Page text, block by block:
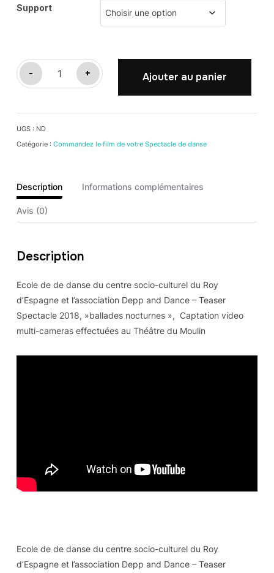
Support
-
quantité
de
SOCIO-
CULTUREL
DU
+ Ajouter au panier
UGS : ND
Catégorie : Commandez le film de votre Spectacle de danse
Description Informations complémentaires
Avis (0)
Description
Ecole de de danse du centre socio-culturel du Roy
d’Espagne et l’association Depp and Dance – Teaser
Spectacle 2018, »ballades nocturnes », Captation video
multi-cameras effectuées au Théâtre du Moulin
Ecole de de danse du centre socio-culturel du Roy
d’Espagne et l’association Depp and Dance – Teaser